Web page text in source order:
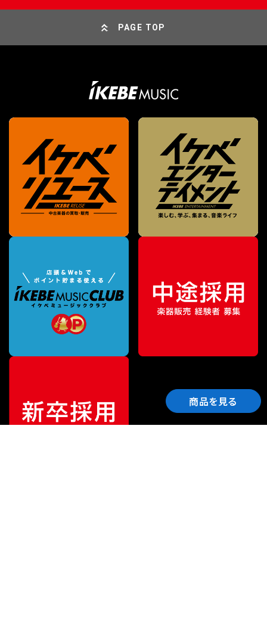
商品を見る
PAGE TOP